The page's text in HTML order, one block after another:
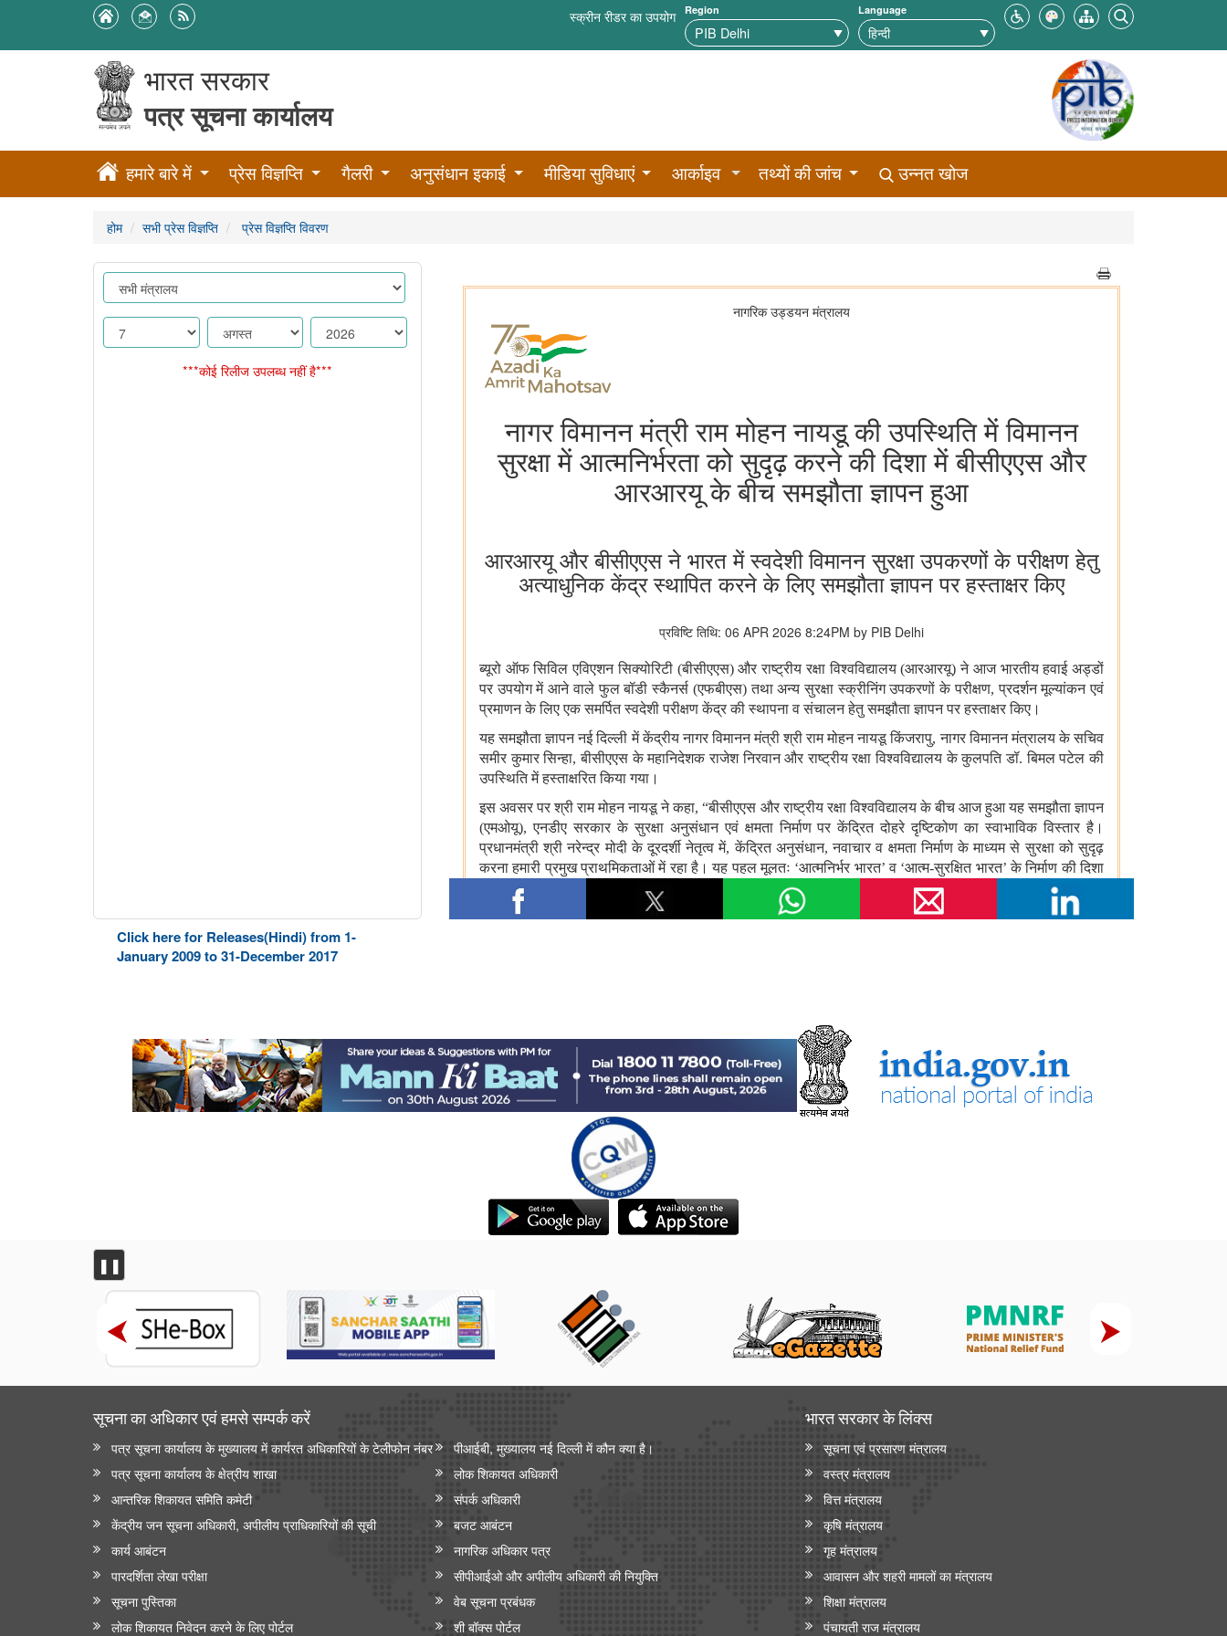
स्क्रीन रीडर का उपयोग Region Language
भारत सरकार
पत्र सूचना कार्यालय
हमारे बारे में प्रेस विज्ञप्ति गैलरी अनुसंधान इकाई मीडिया सुविधाएं आर्काइव तथ्यों की जांच उन्नत खोज
होम सभी प्रेस विज्ञप्ति प्रेस विज्ञप्ति विवरण
***कोई रिलीज उपलब्ध नहीं है***
Click here for Releases(Hindi) from 1-
January 2009 to 31-December 2017
❚❚
सूचना का अधिकार एवं हमसे सम्‍पर्क करें
पत्र सूचना कार्यालय के मुख्यालय में कार्यरत अधिकारियों के टेलीफोन नंबर
पीआईबी, मुख्यालय नई दिल्ली में कौन क्या है।
पत्र सूचना कार्यालय के क्षेत्रीय शाखा
लोक शिकायत अधिकारी
आन्‍तरिक शिकायत समिति कमेटी
संपर्क अधिकारी
केंद्रीय जन सूचना अधिकारी, अपीलीय प्राधिकारियों की सूची
बजट आबंटन
कार्य आबंटन
नागरिक अधिकार पत्र
पारदर्शिता लेखा परीक्षा
सीपीआईओ और अपी‍लीय अधिकारी की नियुक्ति
सूचना पुस्तिका
वेब सूचना प्रबंधक
लोक शिकायत निवेदन करने के लिए पोर्टल
शी बॉक्स पोर्टल
भारत सरकार के लिंक्‍स
सूचना एवं प्रसारण मंत्रालय
वस्त्र मंत्रालय
वित्त मंत्रालय
कृषि मंत्रालय
गृह मंत्रालय
आवासन और शहरी मामलों का मंत्रालय
शिक्षा मंत्रालय
पंचायती राज मंत्रालय